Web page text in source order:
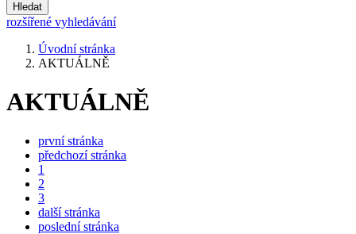
Hledat
rozšířené vyhledávání
Úvodní stránka
AKTUÁLNĚ
AKTUÁLNĚ
první stránka
předchozí stránka
1
2
3
další stránka
poslední stránka